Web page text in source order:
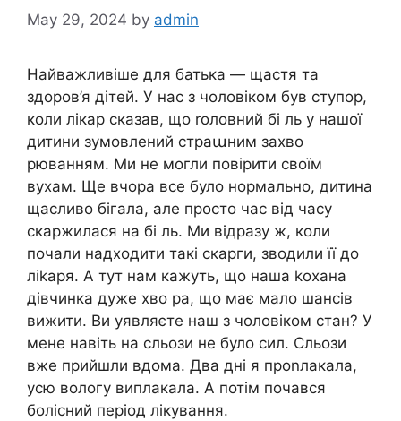
May 29, 2024 by admin
Найважливіше для батька — щастя та
здоров’я дітей. У нас з чоловіком був ступор,
коли лікар сказав, що rоловний бі ль у нашої
дитини зумовлений страաним захво
рюванням. Ми не могли повірити своїм
вухам. Ще вчора все було нормально, дитина
щасливо бігала, але просто час від часу
скаржилася на бі ль. Ми відразу ж, коли
почали надходити такі скарги, зводили її до
ліkаря. А тут нам кажуть, що наша kохана
дівчинка дуже хво ра, що має мало шансів
вижити. Ви уявляєте наш з чоловіком стан? У
мене навіть на сльози не було сил. Сльози
вже прийшли вдома. Два дні я проnлакала,
усю вологу виплакала. А потім почався
болісний період лікування.